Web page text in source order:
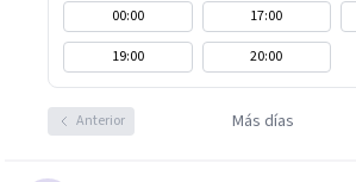
00:00 17:00
19:00
20:00
Anterior Más días